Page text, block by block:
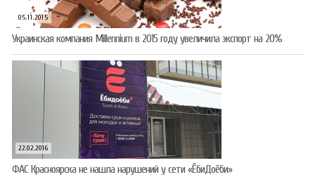
05.11.2015
Украинская компания Millennium в 2015 году увеличила экспорт на 20%
22.02.2016
ФАС Красноярска не нашла нарушений у сети «ЁбиДоёби»